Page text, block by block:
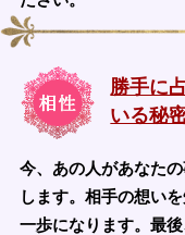
勝手に
いる秘
今、あの人があなた
します。相手の想い
一歩になります。最